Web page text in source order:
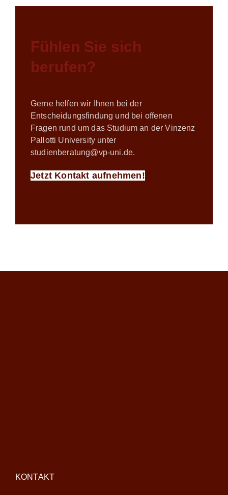
Fühlen Sie sich
berufen?
Gerne helfen wir Ihnen bei der
Entscheidungsfindung und bei offenen
Fragen rund um das Studium an der Vinzenz
Pallotti University unter
studienberatung@vp-uni.de.
Jetzt Kontakt aufnehmen!
KONTAKT